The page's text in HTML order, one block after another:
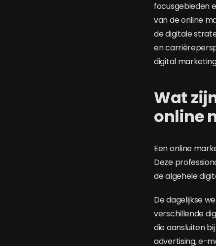
focusgebieden
van de online
de digitale
en
digital
Wat
online
Een online
Deze
de algehele
De dagelijkse
verschillende
die aansluiten
advertising, e-